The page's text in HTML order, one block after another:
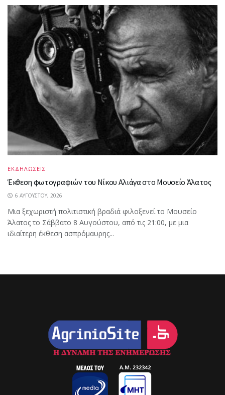
ΕΚΔΗΛΩΣΕΙΣ
Έκθεση φωτογραφιών του Νίκου Αλιάγα στο Μουσείο Άλατος
6 ΑΥΓΟΎΣΤΟΥ, 2026
Μια ξεχωριστή πολιτιστική βραδιά φιλοξενεί το Μουσείο
Άλατος το Σάββατο 8 Αυγούστου, από τις 21:00, με μια
ιδιαίτερη έκθεση ασπρόμαυρης...